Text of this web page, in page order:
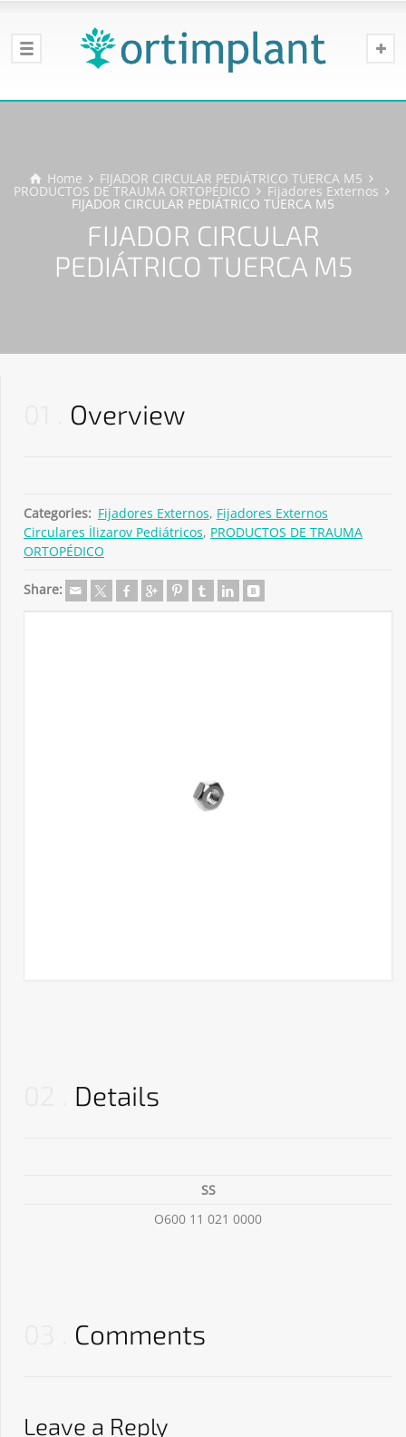
Home FIJADOR CIRCULAR PEDIÁTRICO TUERCA M5
PRODUCTOS DE TRAUMA ORTOPÉDICO Fijadores Externos
FIJADOR CIRCULAR PEDIÁTRICO TUERCA M5
FIJADOR CIRCULAR
PEDIÁTRICO TUERCA M5
Overview
Categories: Fijadores Externos, Fijadores Externos
Circulares İlizarov Pediátricos, PRODUCTOS DE TRAUMA
ORTOPÉDICO
Share:
Details
SS
O600 11 021 0000
Comments
Leave a Reply